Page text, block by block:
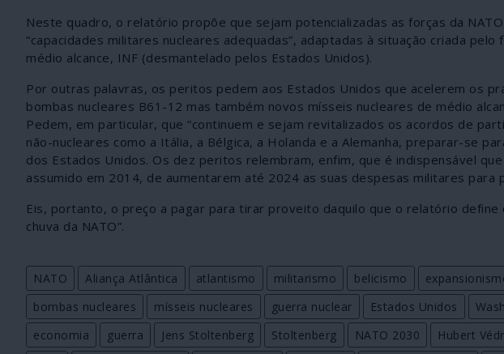
Neste quadro, o relatório propõe que sejam potencializadas as forças da
“capacidades militares nucleares adequadas”, adaptadas à situação criada
médio alcance, INF (desmantelado pelos Estados Unidos).
Por outras palavras, os peritos pedem aos Estados Unidos que acelerem os
bombas nucleares B61-12 mas também novos mísseis nucleares de médio
Pedem, em particular, que “continuem e sejam revitalizados os acordos de
não-nucleares como a Itália, a Bélgica, a Holanda e a Alemanha, preparar-se
dos Estados Unidos. Os dez peritos relembram, enfim, que é indispensável
assumido em 2014, de aumentarem até 2024 as suas despesas militares para
Eis, portanto, o preço a pagar para tirar proveito daquilo que o relatório
chuva da NATO”.
NATO Aliança Atlântica atlantismo militarismo belicismo
bombas nucleares
mísseis nucleares guerra nuclear Estados Unidos
economia
guerra Jens Stoltenberg Stoltenberg NATO 2030 Hubert